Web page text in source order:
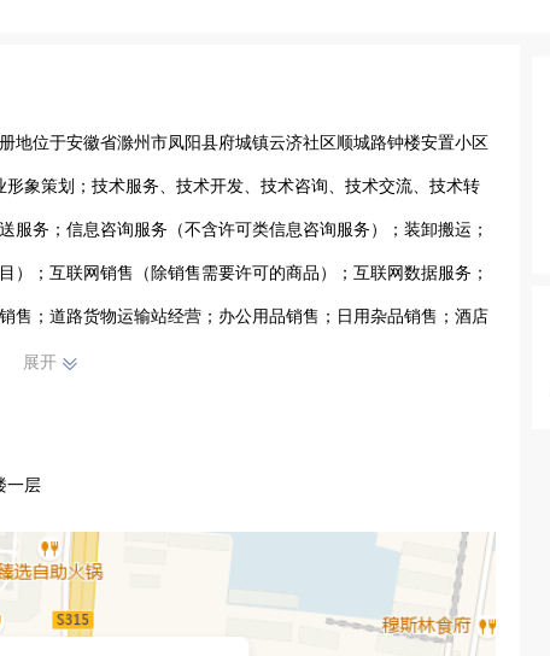
地位于安徽省滁州市凤阳县府城镇云济社区顺城路钟楼安置小区
象策划；技术服务、技术开发、技术咨询、技术交流、技术转
务；信息咨询服务（不含许可类信息咨询服务）；装卸搬运；
；互联网销售（除销售需要许可的商品）；互联网数据服务；
售；道路货物运输站经营；办公用品销售；日用杂品销售；酒店
内集装箱货物运输代理
展开
一层